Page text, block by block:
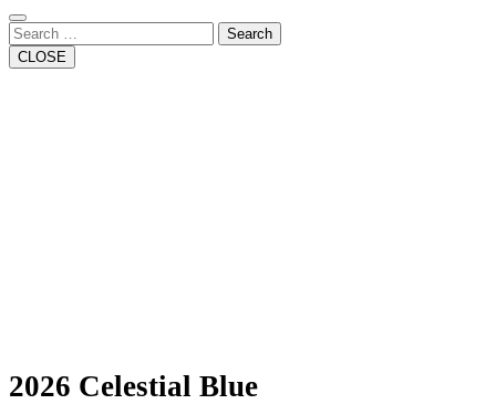
Close
Button
Search
CLOSE
2026 Celestial Blue